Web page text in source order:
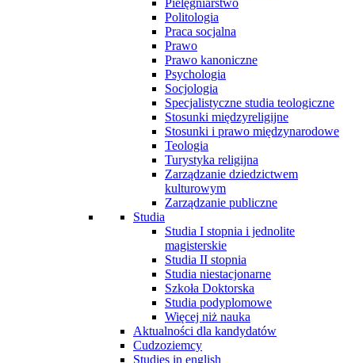
Pielęgniarstwo
Politologia
Praca socjalna
Prawo
Prawo kanoniczne
Psychologia
Socjologia
Specjalistyczne studia teologiczne
Stosunki międzyreligijne
Stosunki i prawo międzynarodowe
Teologia
Turystyka religijna
Zarządzanie dziedzictwem
kulturowym
Zarządzanie publiczne
Studia
Studia I stopnia i jednolite
magisterskie
Studia II stopnia
Studia niestacjonarne
Szkoła Doktorska
Studia podyplomowe
Więcej niż nauka
Aktualności dla kandydatów
Cudzoziemcy
Studies in english